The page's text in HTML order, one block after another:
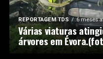
REPORTAGEM TDS 6 meses
Várias viaturas
árvores em